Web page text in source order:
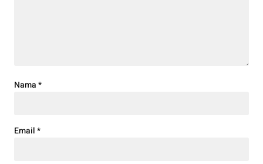
Nama*
Email*